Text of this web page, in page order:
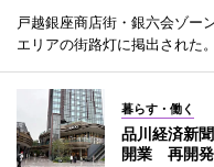
戸越銀座商店街・銀六会ゾー
エリアの街路灯に掲出された。
暮らす・働く
品川経済新
開業 再開発